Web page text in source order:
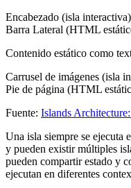
Encabezado (isla interactiva)
Barra Lateral (HTML
Contenido estático como
Carrusel de imágenes (isla
Pie de página (HTML
Fuente: Islands
Una isla siempre se ejecuta
y pueden existir múltiples
pueden compartir estado y
ejecutan en diferentes